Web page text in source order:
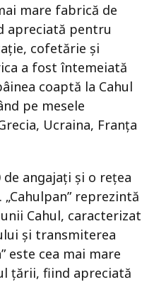
mare fabrică de
apreciată pentru
cofetărie și
a fost întemeiată
coaptă la Cahul
pe mesele
Ucraina, Franța
de angajați și o rețea
reprezintă
Cahul, caracterizat
și transmiterea
este cea mai mare
țării, fiind apreciată